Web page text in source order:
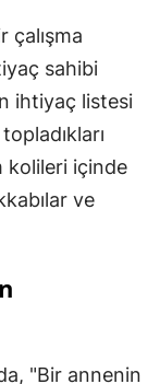
çalışma
sahibi
ihtiyaç listesi
kolileri içinde
ve
"Bir annenin